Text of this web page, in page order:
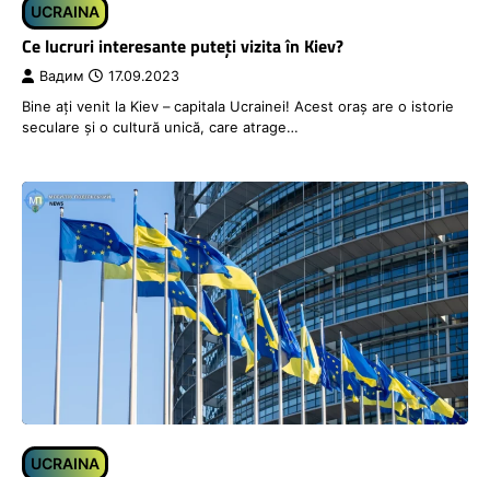
UCRAINA
Ce lucruri interesante puteți vizita în Kiev?
Вадим 17.09.2023
Bine ați venit la Kiev – capitala Ucrainei! Acest oraș are o istorie
seculare și o cultură unică, care atrage…
UCRAINA